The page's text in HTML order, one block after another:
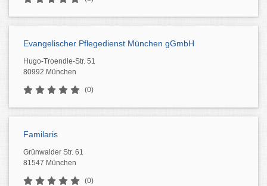
Evangelischer Pflegedienst München gGmbH
Hugo-Troendle-Str. 51
80992 München
(0)
Familaris
Grünwalder Str. 61
81547 München
(0)